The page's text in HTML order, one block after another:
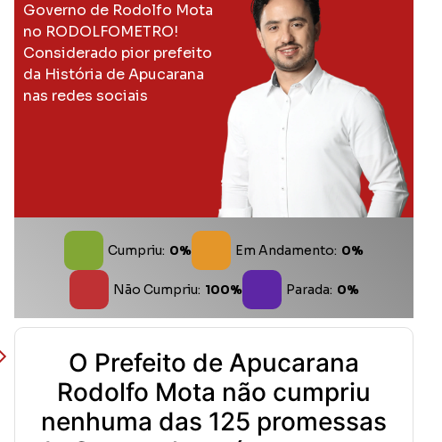
Governo de Rodolfo Mota
no RODOLFOMETRO!
Considerado pior prefeito
da História de Apucarana
nas redes sociais
Cumpriu: 0% Em Andamento: 0%
Não Cumpriu: 100% Parada: 0%
O Prefeito de Apucarana
Rodolfo Mota não cumpriu
nenhuma das 125 promessas